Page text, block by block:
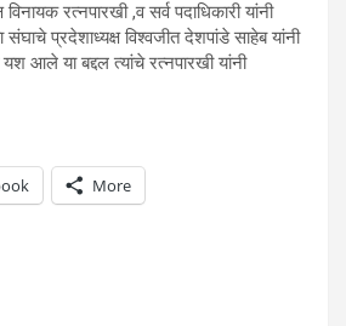
रत्नपारखी ,व सर्व पदाधिकारी यांनी
प्रदेशाध्यक्ष विश्वजीत देशपांडे साहेब यांनी
यश आले या बद्दल त्यांचे रत्नपारखी यांनी
More